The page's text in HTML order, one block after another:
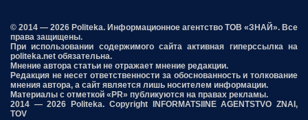
© 2014 — 2026 Politeka. Информационное агентство ТОВ «ЗНАЙ». Все
права защищены.
При использовании содержимого сайта активная гиперссылка на
politeka.net обязательна.
Мнение автора статьи не отражает мнение редакции.
Редакция не несет ответственности за обоснованность и толкование
мнения автора, а сайт является лишь носителем информации.
Материалы с отметкой «PR» публикуются на правах рекламы.
2014 — 2026 Politeka. Copyright INFORMATSIINE AGENTSTVO ZNAI,
TOV